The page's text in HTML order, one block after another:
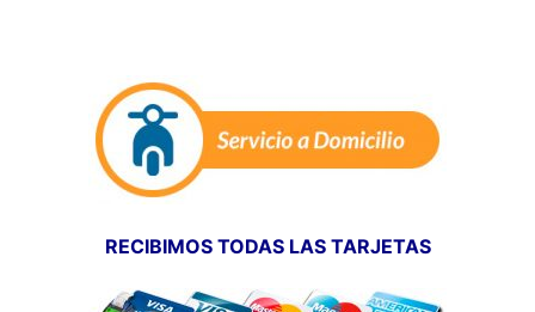
RECIBIMOS TODAS LAS TARJETAS